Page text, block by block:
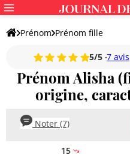
Prénom Prénom fille
5/5 7 avis
Prénom Alisha
origine,
Noter (7)
15